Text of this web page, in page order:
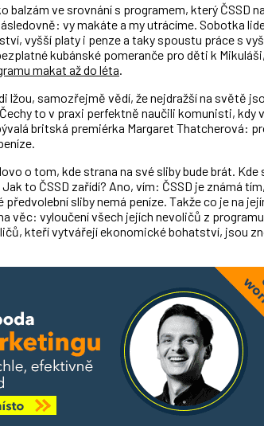
balzám ve srovnání s programem, který ČSSD
vy makáte a my utrácíme. Sobotka
vyšší platy i penze a taky spoustu práce s
kubánské pomeranče pro děti k
makat až do léta.
lžou, samozřejmě vědí, že nejdražší na světě
to v praxi perfektně naučili komunisti, kdy
britská premiérka Margaret Thatcherová:
o tom, kde strana na své sliby bude brát. Kde
to ČSSD zařídí? Ano, vím: ČSSD je známá
sliby nemá peníze. Takže co je na
věc: vyloučení všech jejích nevoličů z
kteří vytvářejí ekonomické bohatství, jsou